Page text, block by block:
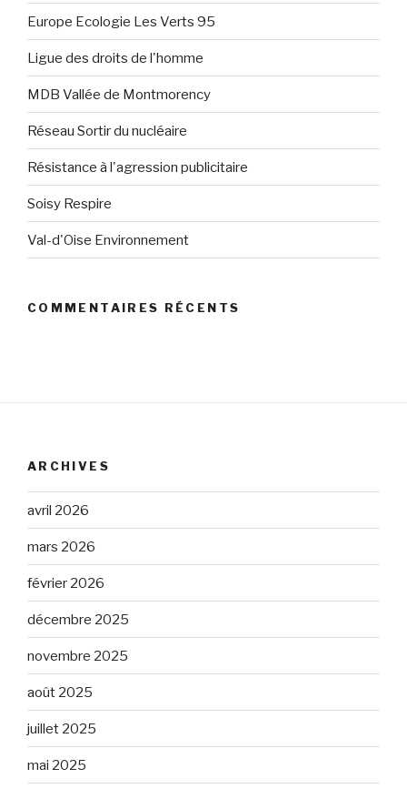
Europe Ecologie Les Verts 95
Ligue des droits de l'homme
MDB Vallée de Montmorency
Réseau Sortir du nucléaire
Résistance à l'agression publicitaire
Soisy Respire
Val-d'Oise Environnement
COMMENTAIRES RÉCENTS
ARCHIVES
avril 2026
mars 2026
février 2026
décembre 2025
novembre 2025
août 2025
juillet 2025
mai 2025